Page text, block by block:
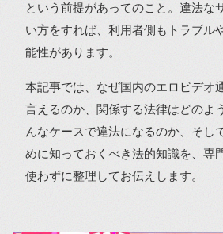
という前提があってのこと。違法な
い方をすれば、利用者側もトラブル
能性があります。
本記事では、なぜ国内のエロビデオ
言えるのか、関係する法律はどのよ
んなケースで違法になるのか、そし
めに知っておくべき法的知識を、専
使わずに整理してお伝えします。